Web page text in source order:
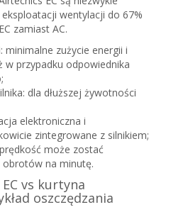
wentylacji do 67%
zamiast AC.
minimalne zużycie energii i
w przypadku odpowiednika
dla dłuższej żywotności
elektroniczna i
zintegrowane z silnikiem;
może zostać
obrotów na minutę.
vs kurtyna
oszczędzania